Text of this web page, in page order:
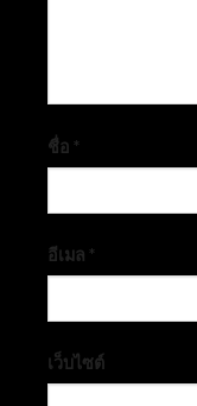
ชื่อ *
อีเมล *
เว็บไซต์